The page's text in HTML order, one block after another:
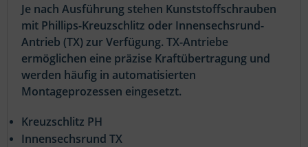
Je nach Ausführung stehen Kunststoffschrauben
mit Phillips-Kreuzschlitz oder Innensechsrund-
Antrieb (TX) zur Verfügung. TX-Antriebe
ermöglichen eine präzise Kraftübertragung und
werden häufig in automatisierten
Montageprozessen eingesetzt.
Kreuzschlitz PH
Innensechsrund TX